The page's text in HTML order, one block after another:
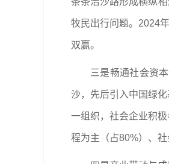
牧民出行问题。2024
双赢。
三是畅通社会资
沙，先后引入中国绿
一组织，社会企业积
程为主（占80%）、社